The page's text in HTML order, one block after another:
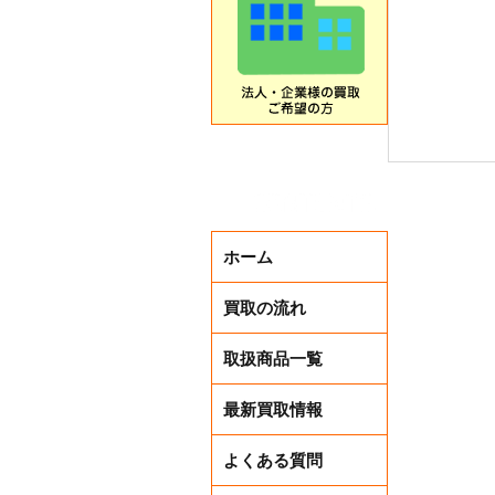
ホーム
買取の流れ
取扱商品一覧
最新買取情報
よくある質問